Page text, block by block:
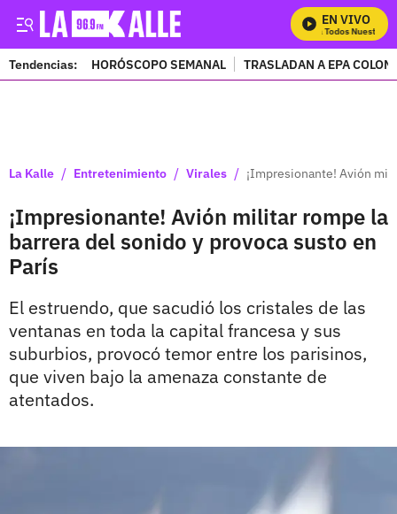
EN VIVO
Mira Todos Nuestros
Tendencias: HORÓSCOPO SEMANAL TRASLADAN A EPA
La Kalle / Entretenimiento / Virales / ¡Impresionante! Avión
¡Impresionante! Avión militar rompe la
barrera del sonido y provoca susto en
París
El estruendo, que sacudió los cristales de las
ventanas en toda la capital francesa y sus
suburbios, provocó temor entre los parisinos,
que viven bajo la amenaza constante de
atentados.